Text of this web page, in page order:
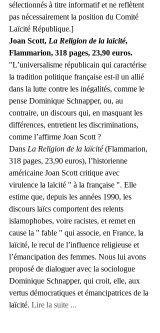
sélectionnés à titre informatif et ne reflètent
pas nécessairement la position du Comité
Laïcité République.]
Joan Scott, La Religion de la laïcité,
Flammarion, 318 pages, 23,90 euros.
"L’universalisme républicain qui caractérise
la tradition politique française est-il un allié
dans la lutte contre les inégalités, comme le
pense Dominique Schnapper, ou, au
contraire, un discours qui, en masquant les
différences, entretient les discriminations,
comme l’affirme Joan Scott ?
Dans La Religion de la laïcité (Flammarion,
318 pages, 23,90 euros), l’historienne
américaine Joan Scott critique avec
virulence la laïcité " à la française ". Elle
estime que, depuis les années 1990, les
discours laïcs comportent des relents
islamophobes, voire racistes, et remet en
cause la " fable " qui associe, en France, la
laïcité, le recul de l’influence religieuse et
l’émancipation des femmes. Nous lui avons
proposé de dialoguer avec la sociologue
Dominique Schnapper, qui croit, elle, aux
vertus démocratiques et émancipatrices de la
laïcité. Lire la suite ...